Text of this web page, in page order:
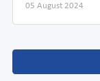
05 August 2024